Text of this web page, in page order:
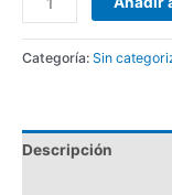
Categoría: Sin
Descripción